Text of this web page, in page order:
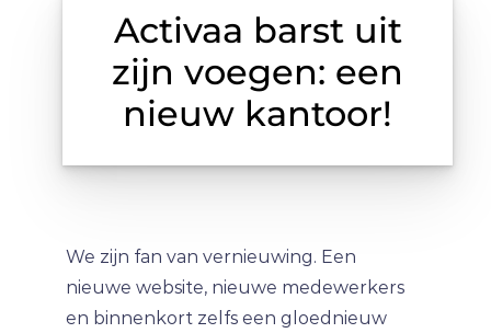
Activaa barst uit
zijn voegen: een
nieuw kantoor!
We zijn fan van vernieuwing. Een
nieuwe website, nieuwe medewerkers
en binnenkort zelfs een gloednieuw